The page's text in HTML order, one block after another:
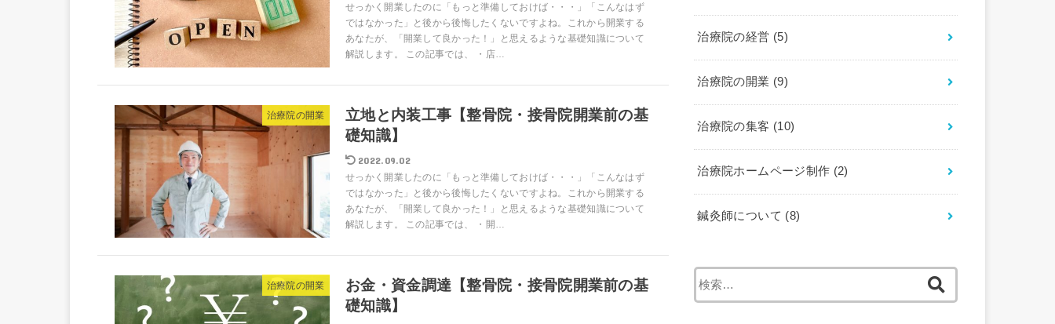
せっかく開業したのに「もっと準備しておけば・・・」「こんなはず
ではなかった」と後から後悔したくないですよね。これから開業する
あなたが、「開業して良かった！」と思えるような基礎知識について
解説します。 この記事では、 ・店…
治療院の開業
立地と内装工事【整骨院・接骨院開業前の基
礎知識】
2022.09.02
せっかく開業したのに「もっと準備しておけば・・・」「こんなはず
ではなかった」と後から後悔したくないですよね。これから開業する
あなたが、「開業して良かった！」と思えるような基礎知識について
解説します。 この記事では、 ・開…
治療院の開業
お金・資金調達【整骨院・接骨院開業前の基
礎知識】
治療院の経営 (5)
治療院の開業 (9)
治療院の集客 (10)
治療院ホームページ制作 (2)
鍼灸師について (8)